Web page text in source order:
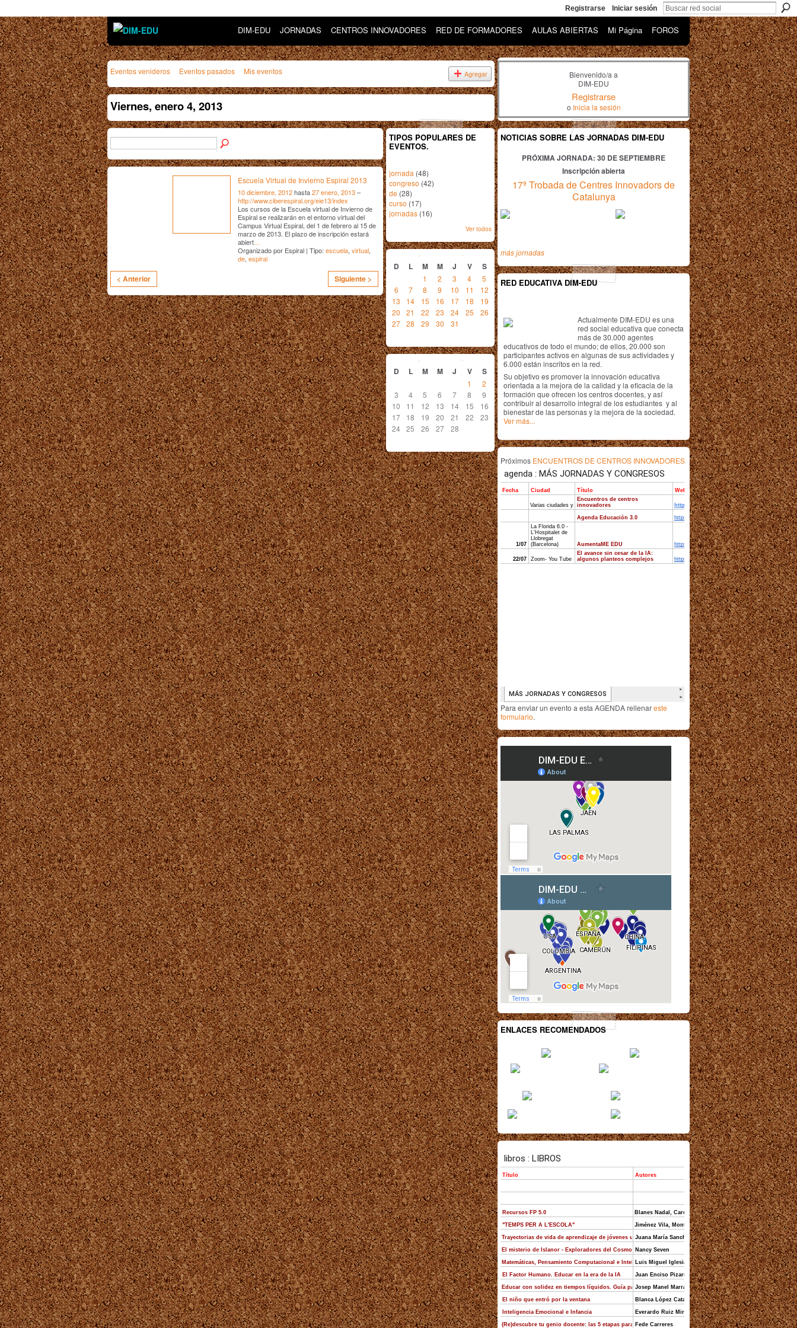
Registrarse Iniciar sesión
DIM-EDU JORNADAS CENTROS INNOVADORES RED DE FORMADORES AULAS ABIERTAS Mi Página FOROS
Eventos venideros Eventos pasados Mis eventos Agregar
Viernes, enero 4, 2013
Escuela Virtual de Invierno Espiral 2013
10 diciembre, 2012hasta27 enero, 2013–
http://www.ciberespiral.org/eie13/index
Los cursos de la Escuela virtual de Invierno de
Espiral se realizarán en el entorno virtual del
Campus Virtual Espiral, del 1 de febrero al 15 de
marzo de 2013. El plazo de inscripción estará
abiert …
Organizado por Espiral | Tipo: escuela, virtual,
de, espiral
< Anterior Siguiente >
TIPOS POPULARES DE
EVENTOS.
jornada (48)
congreso (42)
de (28)
curso (17)
jornadas (16)
Ver todos
enero 2013
D L M M J V S
1 2 3 4
5
6
7 8 9 10 11
12
13
14 15 16 17 18
19
20
21 22 23 24 25
26
27 28 29 30 31
febrero 2013
D L M M J V S
1
2
3
4 5 6 7 8
9
10
11 12 13 14 15
16
17
18 19 20 21 22
23
24 25 26 27 28
Bienvenido/a a
DIM-EDU
Registrarse
o Inicia la sesión
NOTICIAS SOBRE LAS JORNADAS DIM-EDU
PRÓXIMA JORNADA: 30 DE SEPTIEMBRE
Inscripción abierta
17ª Trobada de Centres Innovadors de
Catalunya
más jornadas
RED EDUCATIVA DIM-EDU
Actualmente DIM-EDU es una
red social educativa que conecta
más de 30.000 agentes
educativos de todo el mundo; de ellos, 20.000 son
participantes activos en algunas de sus actividades y
6.000 están inscritos en la red.
Su objetivo es promover la innovación educativa
orientada a la mejora de la calidad y la eficacia de la
formación que ofrecen los centros docentes, y así
contribuir al desarrollo integral de los estudiantes y al
bienestar de las personas y la mejora de la sociedad.
Ver más...
Próximos ENCUENTROS DE CENTROS INNOVADORES
Para enviar un evento a esta AGENDA rellenareste
formulario.
ENLACES RECOMENDADOS